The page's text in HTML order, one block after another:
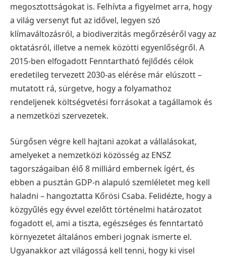
megosztottságokat is. Felhívta a figyelmet arra, hogy
a világ versenyt fut az idővel, legyen szó
klímaváltozásról, a biodiverzitás megőrzéséről vagy az
oktatásról, illetve a nemek közötti egyenlőségről. A
2015-ben elfogadott Fenntartható fejlődés célok
eredetileg tervezett 2030-as elérése már elúszott –
mutatott rá, sürgetve, hogy a folyamathoz
rendeljenek költségvetési forrásokat a tagállamok és
a nemzetközi szervezetek.
Sürgősen végre kell hajtani azokat a vállalásokat,
amelyeket a nemzetközi közösség az ENSZ
tagországaiban élő 8 milliárd embernek ígért, és
ebben a pusztán GDP-n alapuló szemléletet meg kell
haladni – hangoztatta Kőrösi Csaba. Felidézte, hogy a
közgyűlés egy évvel ezelőtt történelmi határozatot
fogadott el, ami a tiszta, egészséges és fenntartató
környezetet általános emberi jognak ismerte el.
Ugyanakkor azt világossá kell tenni, hogy ki visel